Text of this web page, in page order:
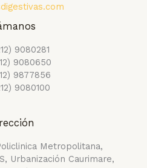
9080281
9080650
9877856
9080100
Metropolitana,
Urbanización Caurimare,